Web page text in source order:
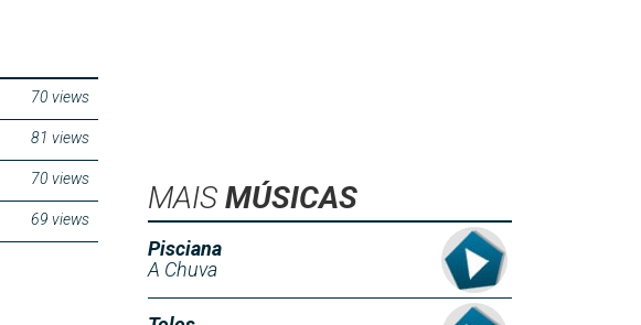
70 views
81 views
70 views
69 views
MAIS MÚSICAS
Pisciana
A Chuva